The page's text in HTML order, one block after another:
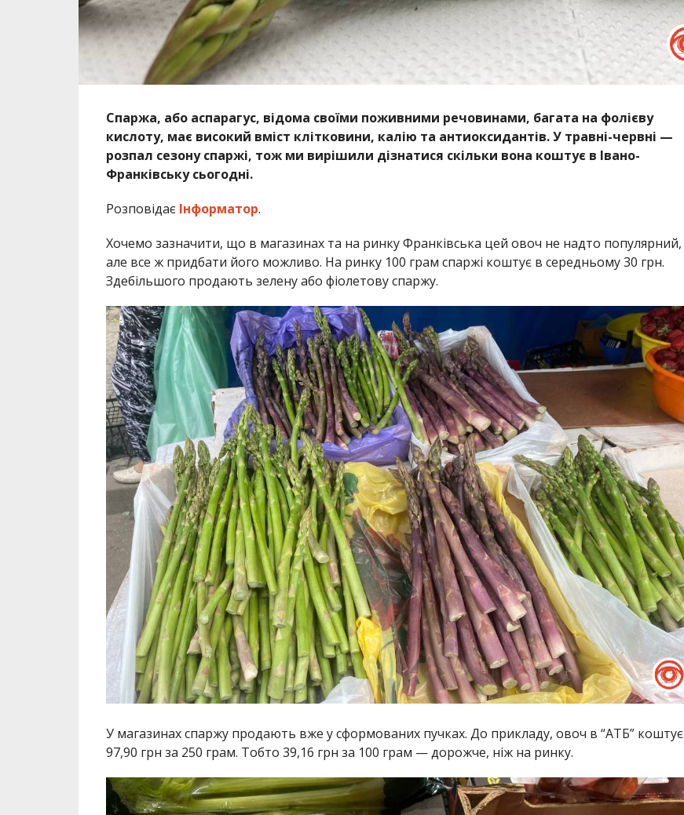
Спаржа, або аспарагус, відома своїми поживними речовинами, багата на фолієву
кислоту, має високий вміст клітковини, калію та антиоксидантів. У травні-червні —
розпал сезону спаржі, тож ми вирішили дізнатися скільки вона коштує в Івано-
Франківську сьогодні.
Розповідає Інформатор.
Хочемо зазначити, що в магазинах та на ринку Франківська цей овоч не надто популярний,
але все ж придбати його можливо. На ринку 100 грам спаржі коштує в середньому 30 грн.
Здебільшого продають зелену або фіолетову спаржу.
У магазинах спаржу продають вже у сформованих пучках. До прикладу, овоч в “АТБ” коштує
97,90 грн за 250 грам. Тобто 39,16 грн за 100 грам — дорожче, ніж на ринку.